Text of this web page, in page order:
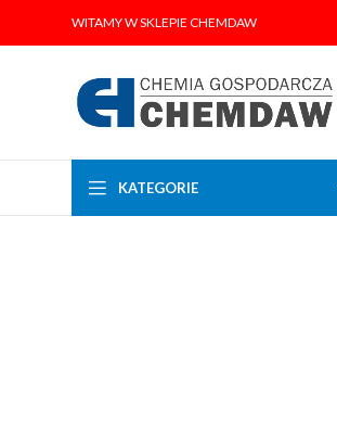
WITAMY W SKLEPIE CHEMDAW
KATEGORIE